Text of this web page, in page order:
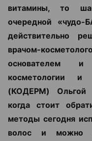
витамины, то
очередной
действительно
врачом-
основателем и
косметологии и
(КОДЕРМ) Ольгой
когда стоит
методы сегодня
волос и можно